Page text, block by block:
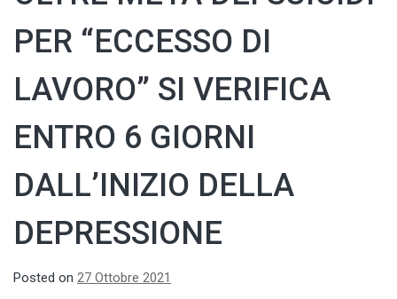
PER “ECCESSO DI
LAVORO” SI VERIFICA
ENTRO 6 GIORNI
DALL’INIZIO DELLA
DEPRESSIONE
Posted on 27 Ottobre 2021